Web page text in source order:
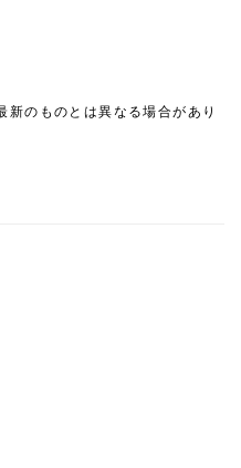
のものとは異なる場合があり